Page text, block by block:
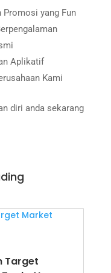
Promosi yang Fun
Aplikatif
Kami
diri anda sekarang
Target